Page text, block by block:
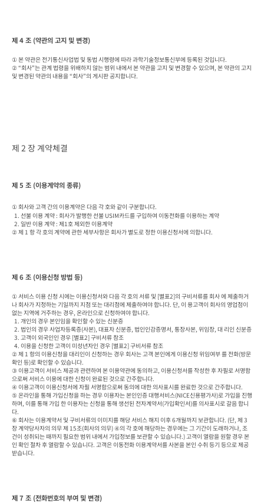
제 4 조 (약관의 고지 및 변경)
① 본 약관은 전기통신사업법 및 동법 시행령에 따라 과학기술정보통신부에 등록된 것입니다.
② “회사”는 관계 법령을 위배하지 않는 범위 내에서 본 약관을 고지 및 변경할 수 있으며, 본 약관의 고지
및 변경된 약관의 내용을 “회사”의 게시판 공지합니다.
제 2 장 계약체결
제 5 조 (이용계약의 종류)
① 회사와 고객 간의 이용계약은 다음 각 호와 같이 구분합니다.
② 제 1 항 각 호의 계약에 관한 세부사항은 회사가 별도로 정한 이용신청서에 의합니다.
제 6 조 (이용신청 방법 등)
① 서비스 이용 신청 시에는 이용신청서와 다음 각 호의 서류 및 [별표2]의 구비서류를 회사 에 제출하거
나 회사가 지정하는 기일까지 지점 또는 대리점에 제출하여야 합니다. 단, 이 용고객이 회사의 영업점이
없는 지역에 거주하는 경우, 온라인으로 신청하여야 합니다.
② 제 1 항의 이용신청을 대리인이 신청하는 경우 회사는 고객 본인에게 이용신청 위임여부 를 전화(방문
확인 등)로 확인할 수 있습니다.
③ 이용고객이 서비스 제공과 관련하여 본 이용약관에 동의하고, 이용신청서를 작성한 후 자필로 서명함
으로써 서비스 이용에 대한 신청이 완료된 것으로 간주합니다.
④ 이용고객이 이용신청서에 자필 서명함으로써 동의에 대한 의사표시를 완료한 것으로 간주합니다.
⑤ 온라인을 통해 가입신청을 하는 경우 이용자는 본인인증 대행서비스(NICE신용평가사)로 가입을 진행
하며, 이를 통해 가입 한 이용자는 신청을 통해 생선된 전자계약서(가입확인서)를 의사표시로 갈음 합니
다.
⑥ 회사는 이용계약서 및 구비서류의 이미지를 해당 서비스 해지 이후 6개월까지 보관합니다. (단, 제 3
장 계약당사자의 의무 제 15조(회사의 의무) ④의 각 호에 해당하는 경우에는 그 기간이 도래하거나, 조
건이 성취되는 때까지 필요한 범위 내에서 가입정보를 보관할 수 있습니다.) 고객이 열람을 원할 경우 본
인 확인 절차 후 열람할 수 있습니다. 고객은 이동전화 이용계약서를 사본을 본인 수취 등기 등으로 제공
받습니다.
제 7 조 (전화번호의 부여 및 변경)